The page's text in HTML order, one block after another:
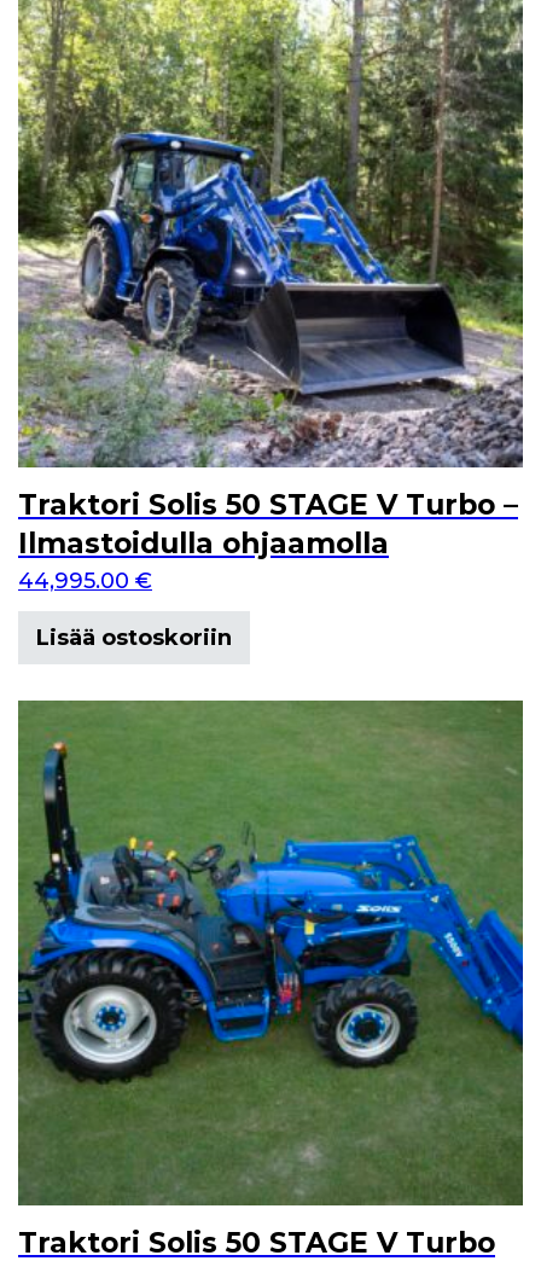
Traktori Solis 50 STAGE V Turbo –
Ilmastoidulla ohjaamolla
44,995.00 €
Lisää ostoskoriin
Traktori Solis 50 STAGE V Turbo